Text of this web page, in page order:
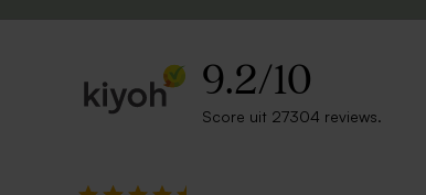
9.2/10
Score uit 27304 reviews.